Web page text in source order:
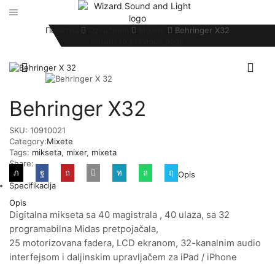
Почетна
Behringer X32
Behringer X32
SKU: 10910021
Category:Mixete
Tags: mikseta, mixer, mixeta
Share:
Opis
Specifikacija
Opis
Digitalna mikseta sa 40 magistrala , 40 ulaza, sa 32
programabilna Midas pretpojačala,
25 motorizovana fadera, LCD ekranom, 32-kanalnim audio
interfejsom i daljinskim upravljačem za iPad / iPhone